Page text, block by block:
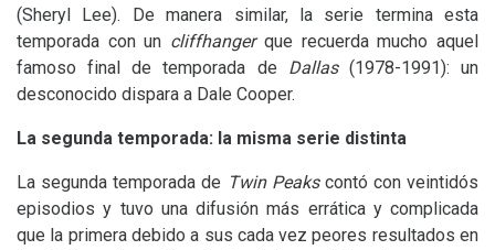
(Sheryl Lee). De manera similar, la serie termina esta
temporada con un cliffhangerque recuerda mucho aquel
famoso final de temporada de Dallas (1978-1991): un
desconocido dispara a Dale Cooper.
La segunda temporada: la misma serie distinta
La segunda temporada de Twin Peakscontó con veintidós
episodios y tuvo una difusión más errática y complicada
que la primera debido a sus cada vez peores resultados en